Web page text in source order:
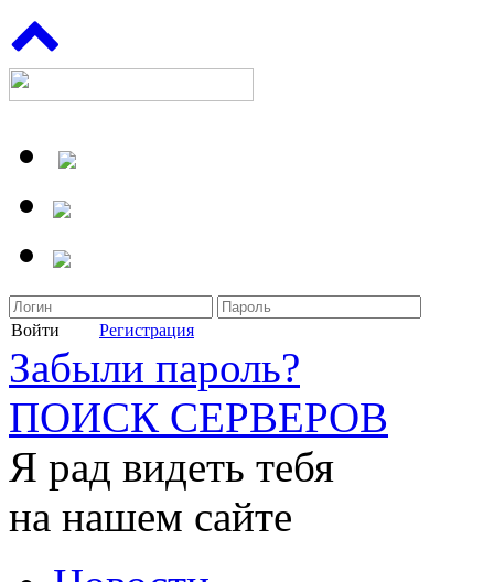
Войти Регистрация
Забыли пароль?
ПОИСК СЕРВЕРОВ
Я рад видеть тебя
на нашем сайте